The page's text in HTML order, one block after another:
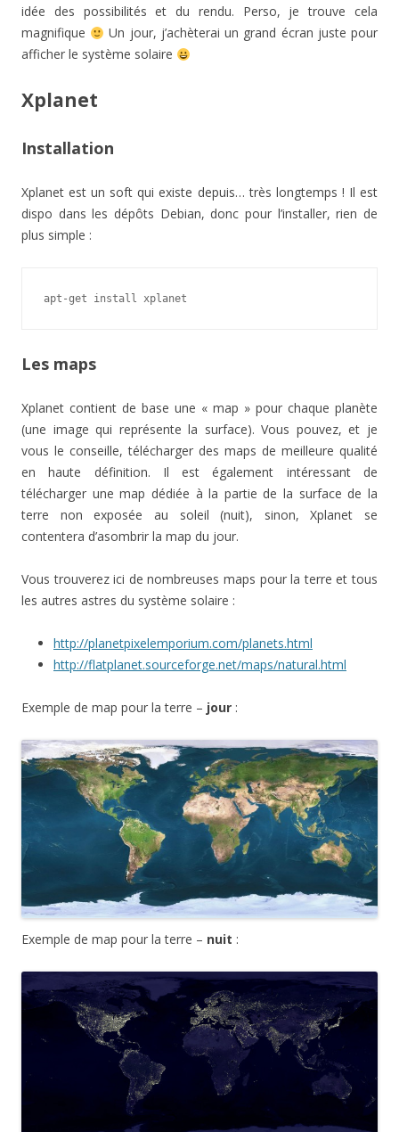
idée des possibilités et du rendu. Perso, je trouve cela
magnifique
Un jour, j’achèterai un grand écran juste pour
afficher le système solaire
Xplanet
Installation
Xplanet est un soft qui existe depuis… très longtemps ! Il est
dispo dans les dépôts Debian, donc pour l’installer, rien de
plus simple :
apt-get install xplanet
Les maps
Xplanet contient de base une « map » pour chaque planète
(une image qui représente la surface). Vous pouvez, et je
vous le conseille, télécharger des maps de meilleure qualité
en haute définition. Il est également intéressant de
télécharger une map dédiée à la partie de la surface de la
terre non exposée au soleil (nuit), sinon, Xplanet se
contentera d’asombrir la map du jour.
Vous trouverez ici de nombreuses maps pour la terre et tous
les autres astres du système solaire :
http://planetpixelemporium.com/planets.html
http://flatplanet.sourceforge.net/maps/natural.html
Exemple de map pour la terre – jour :
Exemple de map pour la terre – nuit :